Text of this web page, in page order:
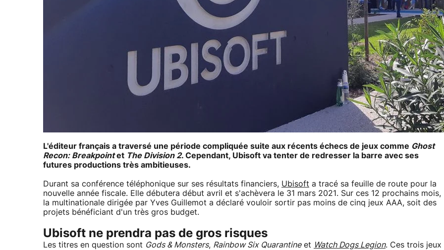
L'éditeur français a traversé une période compliquée suite aux récents échecs de jeux comme Ghost
Recon: Breakpointet The Division 2. Cependant, Ubisoft va tenter de redresser la barre avec ses
futures productions très ambitieuses.
Durant sa conférence téléphonique sur ses résultats financiers, Ubisoft a tracé sa feuille de route pour la
nouvelle année fiscale. Elle débutera début avril et s'achèvera le 31 mars 2021. Sur ces 12 prochains mois,
la multinationale dirigée par Yves Guillemot a déclaré vouloir sortir pas moins de cinq jeux AAA, soit des
projets bénéficiant d'un très gros budget.
Ubisoft ne prendra pas de gros risques
Les titres en question sont Gods & Monsters, Rainbow Six Quarantineet Watch Dogs Legion. Ces trois jeux